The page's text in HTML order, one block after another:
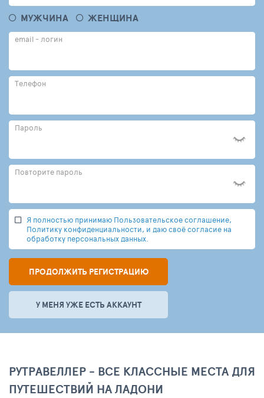
МУЖЧИНА ЖЕНЩИНА
email - логин
Телефон
Пароль
Повторите пароль
Я полностью принимаю Пользовательское соглашение,
Политику конфиденциальности, и даю своё согласие на
обработку персональных данных.
ПРОДОЛЖИТЬ РЕГИСТРАЦИЮ
У МЕНЯ УЖЕ ЕСТЬ АККАУНТ
РУТРАВЕЛЛЕР - ВСЕ КЛАССНЫЕ МЕСТА ДЛЯ
ПУТЕШЕСТВИЙ НА ЛАДОНИ